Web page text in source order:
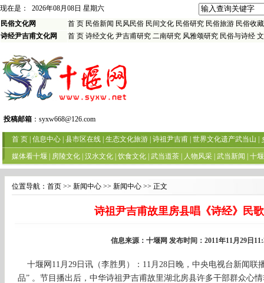
位置导航： 首页 >> 新闻中心 >> 新闻中心 >> 正文
诗祖尹吉甫故里房县唱《诗经》民
信息来源：十堰网 发布时间：2011年11月29日
十堰网11月29日讯（李胜男）：11月28日晚，中央电视台新闻联
品” 。节目播出后，中华诗祖尹吉甫故里湖北房县许多干部群众心